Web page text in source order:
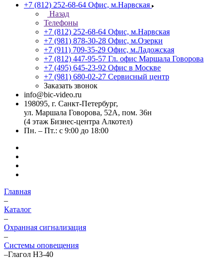
+7 (812) 252-68-64 Офис, м.Нарвская
Назад
Телефоны
+7 (812) 252-68-64 Офис, м.Нарвская
+7 (981) 878-30-28 Офис, м.Озерки
+7 (911) 709-35-29 Офис, м.Ладожская
+7 (812) 447-95-57 Гл. офис Маршала Говорова
+7 (495) 645-23-92 Офис в Москве
+7 (981) 680-02-27 Сервисный центр
Заказать звонок
info@bic-video.ru
198095, г. Санкт-Петербург,
ул. Маршала Говорова, 52А, пом. 36н
(4 этаж Бизнес-центра Алкотел)
Пн. – Пт.: с 9:00 до 18:00
Главная
–
Каталог
–
Охранная сигнализация
–
Системы оповещения
–Глагол Н3-40